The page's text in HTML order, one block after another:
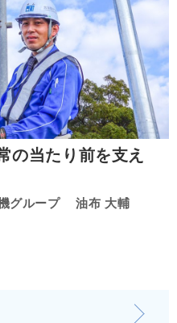
の当たり前を支え
グループ 油布 大輔